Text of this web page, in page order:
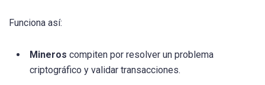
Funciona así:
Mineros compiten por resolver un problema
criptográfico y validar transacciones.